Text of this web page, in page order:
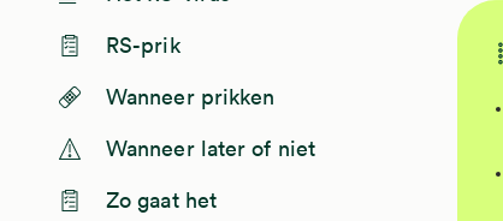
RS-prik
Wanneer prikken
Wanneer later of niet
Zo gaat het